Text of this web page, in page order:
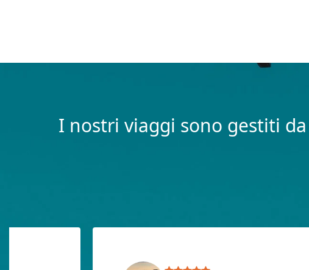
I nostri viaggi sono gestiti da